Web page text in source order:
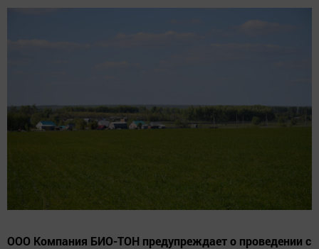
ООО Компания БИО-ТОН предупреждает о проведении с